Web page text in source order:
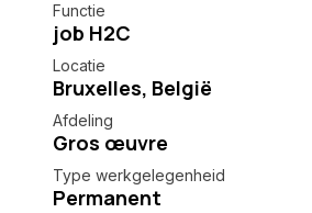
Functie
job H2C
Locatie
Bruxelles, België
Afdeling
Gros œuvre
Type werkgelegenheid
Permanent